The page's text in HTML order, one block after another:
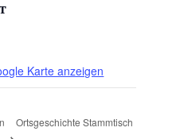
Karte anzeigen
Ortsgeschichte Stammtisch